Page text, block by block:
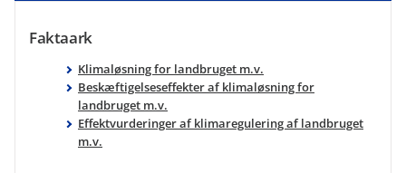
Faktaark
Klimaløsning for landbruget m.v.
Beskæftigelseseffekter af klimaløsning for
landbruget m.v.
Effektvurderinger af klimaregulering af landbruget
m.v.